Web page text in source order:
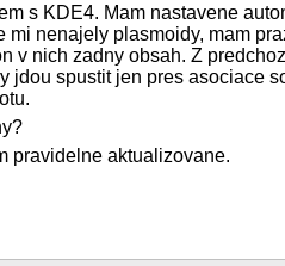
s KDE4. Mam nastavene
mi nenajely plasmoidy, mam
v nich zadny obsah. Z
jdou spustit jen pres asociace
pravidelne aktualizovane.